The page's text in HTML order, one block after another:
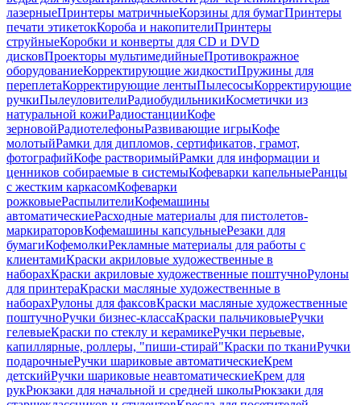
лазерныеПринтеры матричныеКорзины для бумагПринтеры
печати этикетокКороба и накопителиПринтеры
струйныеКоробки и конверты для CD и DVD
дисковПроекторы мультимедийныеПротивокражное
оборудованиеКорректирующие жидкостиПружины для
переплетаКорректирующие лентыПылесосыКорректирующие
ручкиПылеуловителиРадиобудильникиКосметички из
натуральной кожиРадиостанцииКофе
зерновойРадиотелефоныРазвивающие игрыКофе
молотыйРамки для дипломов, сертификатов, грамот,
фотографийКофе растворимыйРамки для информации и
ценников собираемые в системыКофеварки капельныеРанцы
с жестким каркасомКофеварки
рожковыеРаспылителиКофемашины
автоматическиеРасходные материалы для пистолетов-
маркираторовКофемашины капсульныеРезаки для
бумагиКофемолкиРекламные материалы для работы с
клиентамиКраски акриловые художественные в
наборахКраски акриловые художественные поштучноРулоны
для принтераКраски масляные художественные в
наборахРулоны для факсовКраски масляные художественные
поштучноРучки бизнес-классаКраски пальчиковыеРучки
гелевыеКраски по стеклу и керамикеРучки перьевые,
капиллярные, роллеры, "пиши-стирай"Краски по тканиРучки
подарочныеРучки шариковые автоматическиеКрем
детскийРучки шариковые неавтоматическиеКрем для
рукРюкзаки для начальной и средней школыРюкзаки для